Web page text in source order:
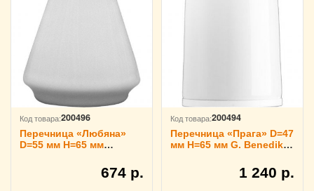
Код товара:200496
Перечница «Любяна»
D=55 мм H=65 мм
674 р.
Код товара:200494
Перечница «Прага» D=47
мм H=65 мм G. Benedikt
1 240 р.